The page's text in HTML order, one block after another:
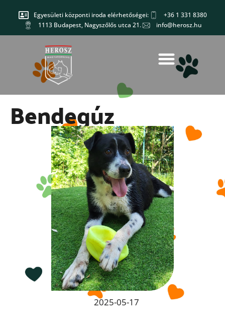
Egyesületi központi iroda elérhetőségei:
+36 1 331 8380
1113 Budapest, Nagyszőlős utca 21.
info@herosz.hu
Bendegúz
2025-05-17